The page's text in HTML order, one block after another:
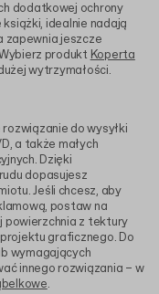
dodatkowej ochrony
idealnie nadają
zapewnia jeszcze
produkt Koperta
wytrzymałości.
do wysyłki
a także małych
Dzięki
dopasujesz
Jeśli chcesz, aby
postaw na
powierzchnia z tektury
graficznego. Do
wymagających
innego rozwiązania – w
.